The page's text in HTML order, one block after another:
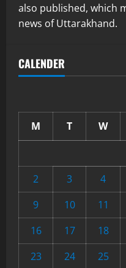
also published, which
news of Uttarakhand.
CALENDER
M T W
2
3 4
9
10 11
16
17 18
23
24 25